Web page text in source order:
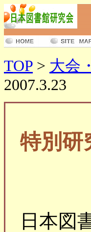
TOP > 大会
2007.3.23
特別研
日本図